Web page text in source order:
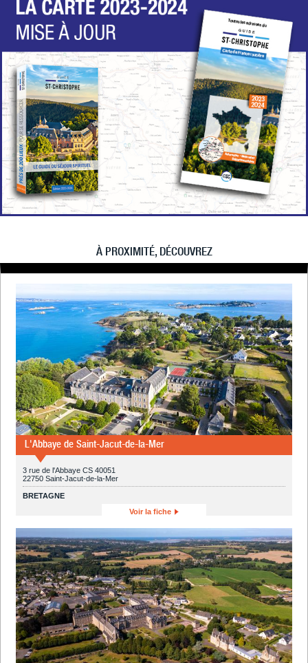
À PROXIMITÉ, DÉCOUVREZ
L'Abbaye de Saint-Jacut-de-la-Mer
3 rue de l'Abbaye CS 40051
22750 Saint-Jacut-de-la-Mer
BRETAGNE
Voir la fiche